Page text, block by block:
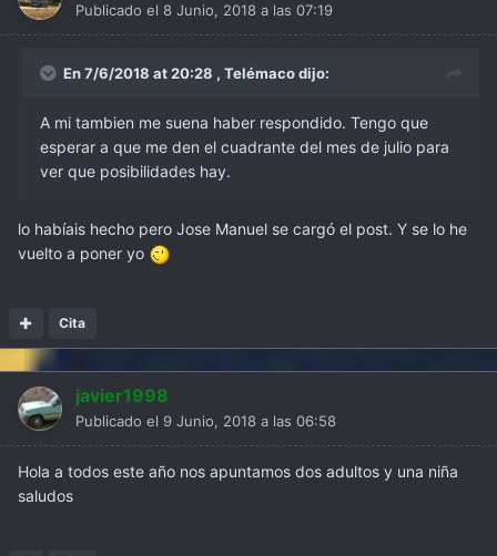
Publicado el 8 Junio, 2018 a las 07:19
En 7/6/2018 at 20:28 , Telémacodijo:
A mi tambien me suena haber respondido. Tengo que
esperar a que me den el cuadrante del mes de julio para
ver que posibilidades hay.
lo habíais hecho pero Jose Manuel se cargó el post. Y se lo he
vuelto a poner yo
Cita
javier1998
Publicado el 9 Junio, 2018 a las 06:58
Hola a todos este año nos apuntamos dos adultos y una niña
saludos